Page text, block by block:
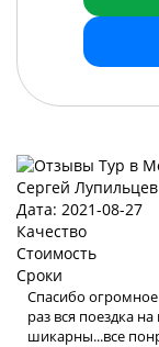
Сергей Лупильцев
Дата: 2021-08-27
Качество
Стоимость
Сроки
Спасибо огромное
раз вся поездка
шикарны...все